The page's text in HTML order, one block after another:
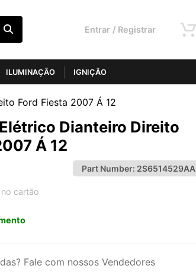
Entrar / Registrar
ILUMINAÇÃO IGNIÇÃO
Ford Fiesta 2007 Á 12
Dianteiro Direito
Á 12
Part Number: 2S6514529AA
no cartão
Fale com nossos Vendedores